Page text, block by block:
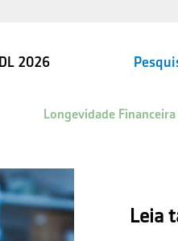
IDL 2026
Longevidade Financeira
Leia